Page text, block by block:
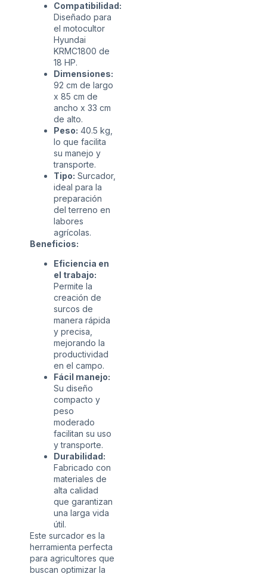
Compatibilidad:
Diseñado para
el motocultor
Hyundai
KRMC1800 de
18 HP.
Dimensiones:
92 cm de largo
x 85 cm de
ancho x 33 cm
de alto.
Peso: 40.5 kg,
lo que facilita
su manejo y
transporte.
Tipo: Surcador,
ideal para la
preparación
del terreno en
labores
agrícolas.
Beneficios:
Eficiencia en
el trabajo:
Permite la
creación de
surcos de
manera rápida
y precisa,
mejorando la
productividad
en el campo.
Fácil manejo:
Su diseño
compacto y
peso
moderado
facilitan su uso
y transporte.
Durabilidad:
Fabricado con
materiales de
alta calidad
que garantizan
una larga vida
útil.
Este surcador es la
herramienta perfecta
para agricultores que
buscan optimizar la